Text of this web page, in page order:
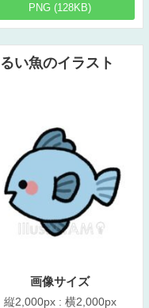
PNG (128KB)
い魚のイラスト
画像サイズ
縦2,000px : 横2,000px